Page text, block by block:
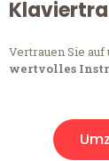
Vertrauen Sie
wertvolles